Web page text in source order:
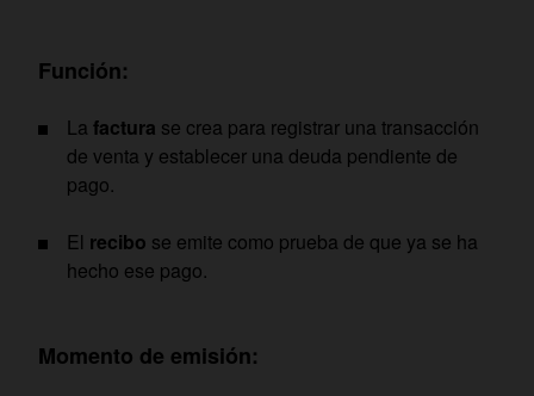
Función:
La factura se crea para registrar una transacción
de venta y establecer una deuda pendiente de
pago.
El recibo se emite como prueba de que ya se ha
hecho ese pago.
Momento de emisión: